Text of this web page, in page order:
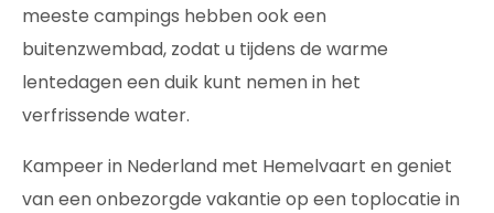
meeste campings hebben ook een
buitenzwembad, zodat u tijdens de warme
lentedagen een duik kunt nemen in het
verfrissende water.
Kampeer in Nederland met Hemelvaart en geniet
van een onbezorgde vakantie op een toplocatie in